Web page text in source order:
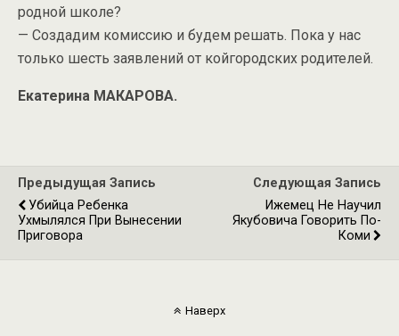
родной школе?
— Создадим комиссию и будем решать. Пока у нас
только шесть заявлений от койгородских родителей.
Екатерина МАКАРОВА.
Предыдущая Запись
Убийца Ребенка
Ухмылялся При Вынесении
Приговора
Следующая Запись
Ижемец Не Научил
Якубовича Говорить По-
Коми
Наверх